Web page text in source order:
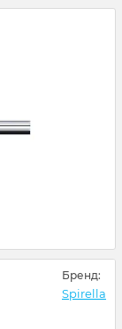
Бренд:
Spirella